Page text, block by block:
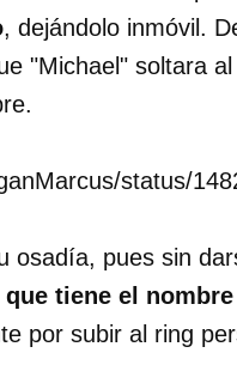
, dejándolo inmóvil.
"Michael" soltara
status/
osadía, pues sin
tiene el
por subir al ring